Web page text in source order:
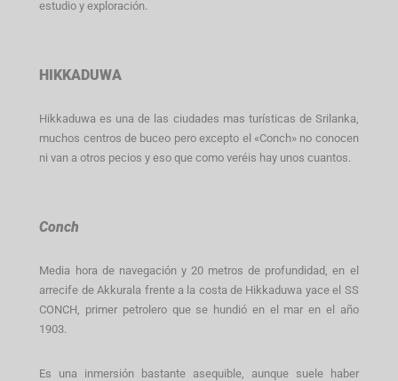
estudio y exploración.
HIKKADUWA
Hikkaduwa es una de las ciudades mas turísticas de Srilanka,
muchos centros de buceo pero excepto el «Conch» no conocen
ni van a otros pecios y eso que como veréis hay unos cuantos.
Conch
Media hora de navegación y 20 metros de profundidad, en el
arrecife de Akkurala frente a la costa de Hikkaduwa yace el SS
CONCH, primer petrolero que se hundió en el mar en el año
1903.
Es una inmersión bastante asequible, aunque suele haber